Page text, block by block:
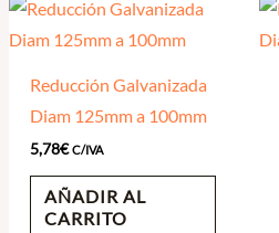
Reducción Galvanizada
Diam 125mm a 100mm
5,78€ C/IVA
AÑADIR AL
CARRITO